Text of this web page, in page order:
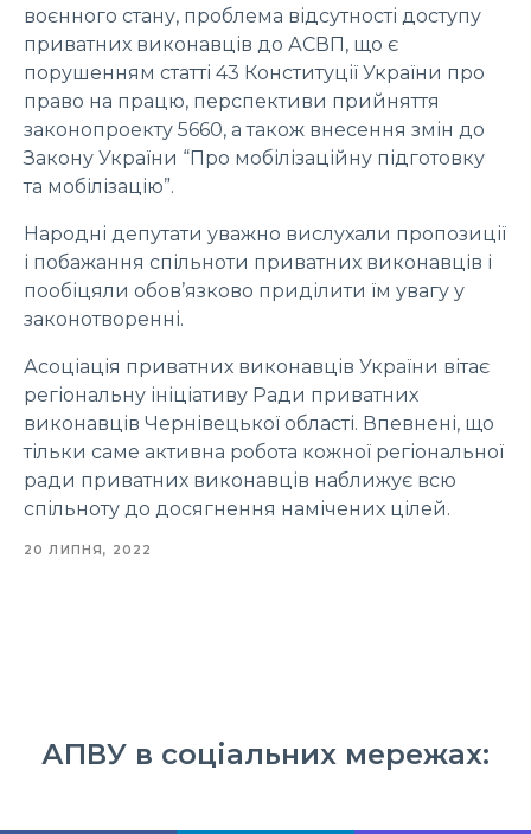
воєнного стану, проблема відсутності доступу
приватних виконавців до АСВП, що є
порушенням статті 43 Конституції України про
право на працю, перспективи прийняття
законопроекту 5660, а також внесення змін до
Закону України “Про мобілізаційну підготовку
та мобілізацію”.
Народні депутати уважно вислухали пропозиції
і побажання спільноти приватних виконавців і
пообіцяли обов’язково приділити їм увагу у
законотворенні.
Асоціація приватних виконавців України вітає
регіональну ініціативу Ради приватних
виконавців Чернівецької області. Впевнені, що
тільки саме активна робота кожної регіональної
ради приватних виконавців наближує всю
спільноту до досягнення намічених цілей.
20 ЛИПНЯ, 2022
АПВУ в соціальних мережах: